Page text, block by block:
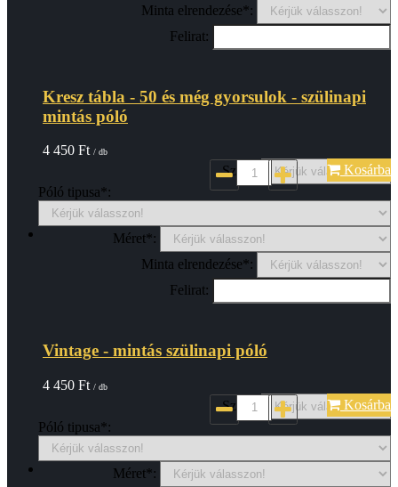
Minta elrendezése*:
Felirat:
Kresz tábla - 50 és még gyorsulok - szülinapi
mintás póló
4 450 Ft / db
Szin*:
Póló tipusa*:
Méret*:
Minta elrendezése*:
Felirat:
Kosárba
Vintage - mintás szülinapi póló
4 450 Ft / db
Szin*:
Póló tipusa*:
Méret*:
Kosárba